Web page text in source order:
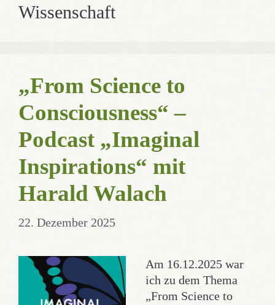
Wissenschaft
„From Science to
Consciousness“ –
Podcast „Imaginal
Inspirations“ mit
Harald Walach
22. Dezember 2025
Am 16.12.2025 war
ich zu dem Thema
„From Science to